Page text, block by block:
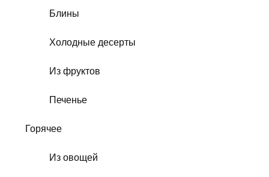
Блины
Холодные десерты
Из фруктов
Печенье
Горячее
Из овощей